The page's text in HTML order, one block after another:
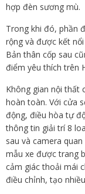
hợp đèn sương mù.
Trong khi đó, phần
rộng và được kết
Bản thân cốp sau
điểm yêu thích trên
Không gian nội thất
hoàn toàn. Với cửa
động, điều hòa tự
thông tin giải trí 8
sau và camera
mẫu xe được trang
cảm giác thoải mái
điều chỉnh, tạo